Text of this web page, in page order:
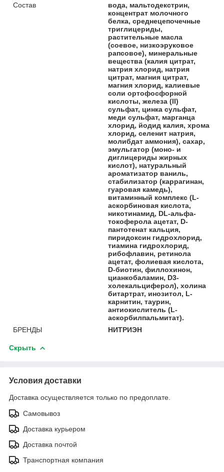
Состав
вода, мальтодекстрин,
концентрат молочного
белка, среднецепочечные
триглицериды,
растительные масла
(соевое, низкоэруковое
рапсовое), минеральные
вещества (калия цитрат,
натрия хлорид, натрия
цитрат, магния цитрат,
магния хлорид, калиевые
соли ортофосфорной
кислоты, железа (II)
сульфат, цинка сульфат,
меди сульфат, марганца
хлорид, йодид калия, хрома
хлорид, селенит натрия,
молибдат аммония), сахар,
эмульгатор (моно- и
диглицериды жирных
кислот), натуральный
ароматизатор ваниль,
стабилизатор (каррагинан,
гуаровая камедь),
витаминный комплекс (L-
аскорбиновая кислота,
никотинамид, DL-альфа-
токоферола ацетат, D-
пантотенат кальция,
пиридоксин гидрохлорид,
тиамина гидрохлорид,
рибофлавин, ретинола
ацетат, фолиевая кислота,
D-биотин, филлохинон,
цианкобаламин, D3-
холекальциферол), холина
битартрат, инозитол, L-
карнитин, таурин,
антиокислитель (L-
аскорбилпальмитат).
БРЕНДЫ
НИТРИЭН
Скрыть
Условия доставки
Доставка осуществляется только по предоплате.
Самовывоз
Доставка курьером
Доставка почтой
Транспортная компания